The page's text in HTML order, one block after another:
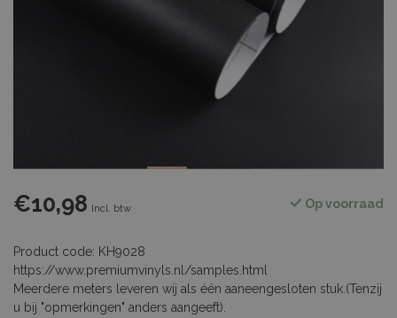
€10,98 Incl. btw Op voorraad
Product code: KH9028
https://www.premiumvinyls.nl/samples.html
Meerdere meters leveren wij als één aaneengesloten stuk.(Tenzij
u bij "opmerkingen" anders aangeeft).